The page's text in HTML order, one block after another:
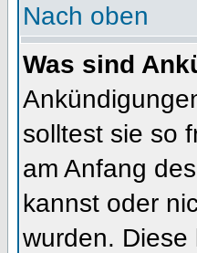
Nach oben
Was sind
solltest sie so
am Anfang
kannst oder
wurden.